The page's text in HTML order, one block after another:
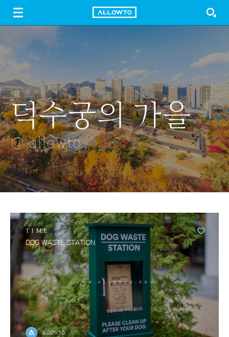
LOGIN SIGN UP
덕수궁의 가을
@ allowto
사과
@ allowto
큰 나무
@ allowto
근정전
@ allowto
표사는곳
@ allowto
TIME
DOG WASTE STATION
allowto